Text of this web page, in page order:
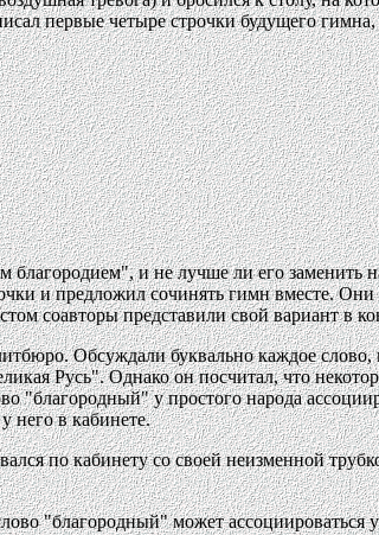
первые четыре строчки будущего
благородием", и не лучше ли его
и предложил сочинять гимн вместе. Они
соавторы представили свой вариант в
Обсуждали буквально каждое
Русь". Однако он посчитал, что
"благородный" у простого народа
него в кабинете.
по кабинету со своей неизменной
"благородный" может ассоциироваться